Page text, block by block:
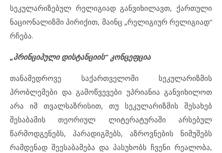
სეკულარიზებულ რელიგიად განვიხილავთ, ქართული
ნაციონალიზმი პირიქით, მაინც „რელიგიურ რელიგიად“
რჩება.
„პრინციპული დისტანციის“ კონცეფცია
თანამედროვე საქართველოში სეკულარიზმის
პრობლემები და გამოწვევები უპრიანია განვიხილოთ
არა იმ თვალსაზრისით, თუ სეკულარიზმის შესახებ
შესაბამის თეორიულ ლიტერატურაში არსებულ
წარმოდგენებს, პარადიგმებს, აზროვნების ნიმუშებს
რამდენად შეესაბამება და პასუხობს ჩვენი რეალობა,